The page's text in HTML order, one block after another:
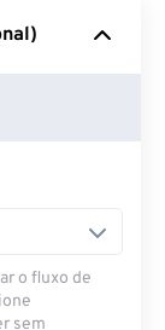
o fluxo de
sem